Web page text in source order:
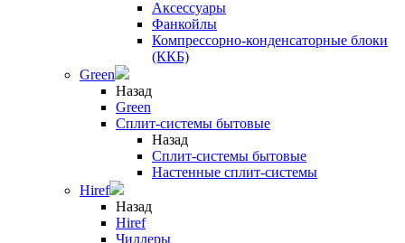
Аксессуары
Фанкойлы
Компрессорно-конденсаторные блоки
(ККБ)
Green
Назад
Green
Сплит-системы бытовые
Назад
Сплит-системы бытовые
Настенные сплит-системы
Hiref
Назад
Hiref
Чиллеры